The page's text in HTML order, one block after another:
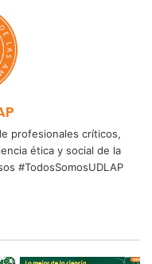
profesionales críticos,
ética y social de la
#TodosSomosUDLAP